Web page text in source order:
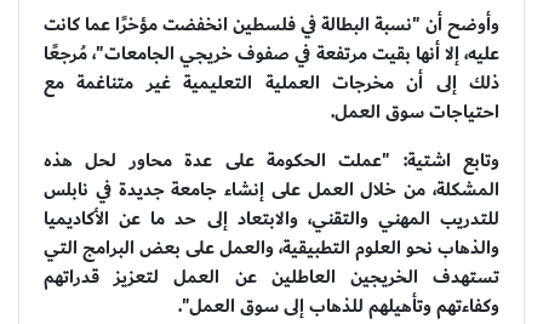
وأوضح أن "نسبة البطالة في فلسطين انخفضت مؤخرًا عما كانت
عليه، إلا أنها بقيت مرتفعة في صفوف خريجي الجامعات"، مُرجعًا
ذلك إلى أن مخرجات العملية التعليمية غير متناغمة مع
احتياجات سوق العمل.
وتابع اشتية: "عملت الحكومة على عدة محاور لحل هذه
المشكلة، من خلال العمل على إنشاء جامعة جديدة في نابلس
للتدريب المهني والتقني، والابتعاد إلى حد ما عن الأكاديميا
والذهاب نحو العلوم التطبيقية، والعمل على بعض البرامج التي
تستهدف الخريجين العاطلين عن العمل لتعزيز قدراتهم
وكفاءتهم وتأهيلهم للذهاب إلى سوق العمل".